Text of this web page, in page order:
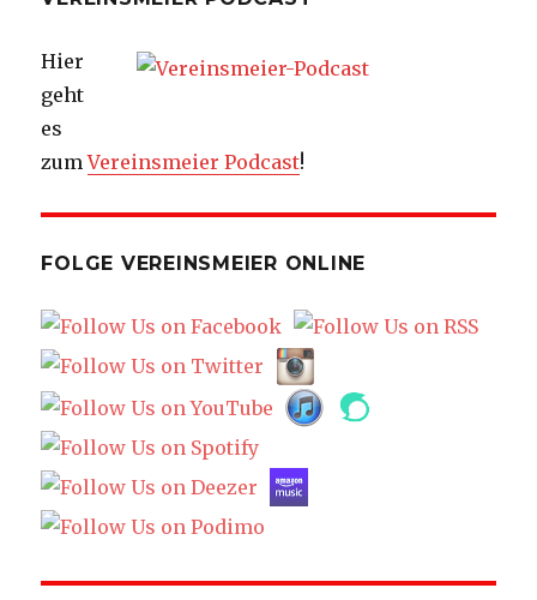
Hier
geht
es
zumVereinsmeier Podcast!
FOLGE VEREINSMEIER ONLINE